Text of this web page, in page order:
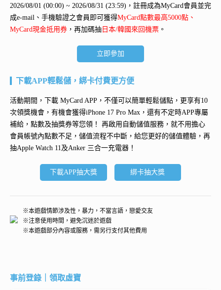
2026/08/01 (00:00) ~ 2026/08/31 (23:59)，註冊成為MyCard會員並完
成e-mail、手機驗證之會員即可獲得MyCard點數最高5000點、
MyCard現金抵用券 ，再加碼抽 日本/韓國來回機票 。
立即參加
下載APP輕鬆儲，綁卡付費更方便
活動期間，下載 MyCard APP，不僅可以簡單輕鬆儲點，更享有10
次領獎機會，有機會獲得iPhone 17 Pro Max ，還有不定時APP專屬
補給，點數及抽獎券等您領！ 再啟用自動儲值服務 ，就不用擔心
會員帳號內點數不足，儲值流程不中斷，給您更好的儲值體驗，再
抽Apple Watch 11及Anker 三合一充電器 ！
下載APP抽大獎 綁卡抽大獎
※本遊戲情節涉及性，暴力，不當言語，戀愛交友
※注意使用時間，避免沉迷於遊戲
※本遊戲部分內容或服務，需另行支付其他費用
事前登錄｜領取虛寶